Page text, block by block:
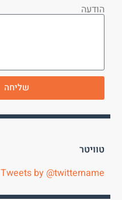
הודעה
שליחה
טוויטר
Tweets by @twittername